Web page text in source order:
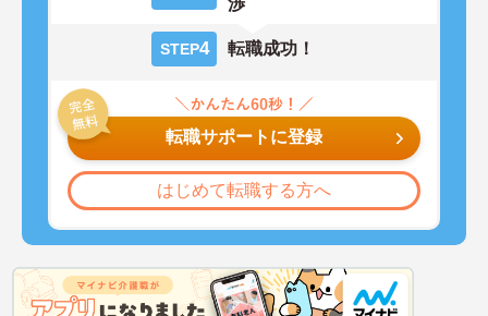
渉
STEP4 転職成功！
転職サポートに登録
はじめて転職する方へ